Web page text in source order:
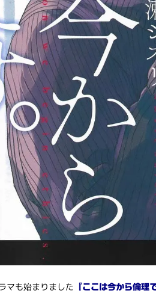
マも始まりました 『ここは今から倫理